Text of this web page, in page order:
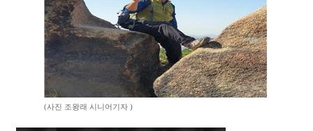
(사진 조왕래 시니어기자 )